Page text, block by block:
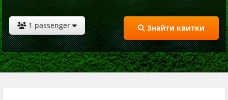
1 passenger Знайти квитки